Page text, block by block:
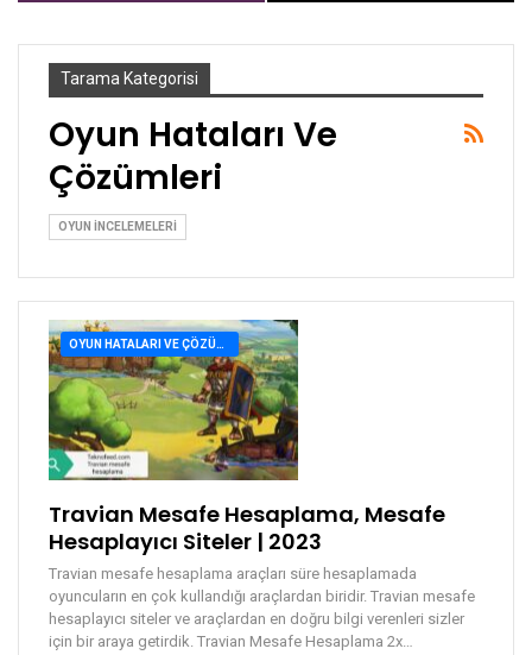
Tarama Kategorisi
Oyun Hataları Ve
Çözümleri
OYUN İNCELEMELERI
OYUN HATALARI VE ÇÖZÜMLERI
Travian Mesafe Hesaplama, Mesafe
Hesaplayıcı Siteler | 2023
Travian mesafe hesaplama araçları süre hesaplamada
oyuncuların en çok kullandığı araçlardan biridir. Travian mesafe
hesaplayıcı siteler ve araçlardan en doğru bilgi verenleri sizler
için bir araya getirdik. Travian Mesafe Hesaplama 2x